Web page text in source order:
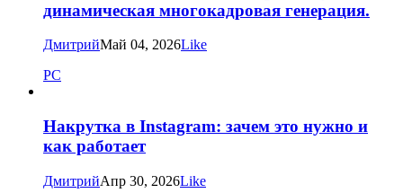
динамическая многокадровая генерация.
ДмитрийМай 04, 2026Like
PC
Накрутка в Instagram: зачем это нужно и
как работает
ДмитрийАпр 30, 2026Like